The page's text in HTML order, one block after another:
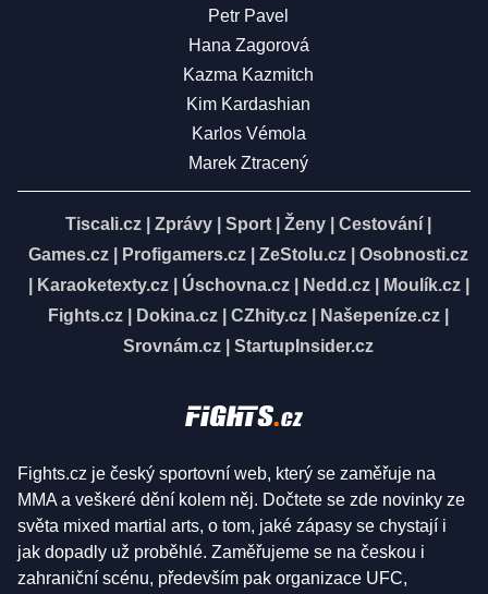
Petr Pavel
Hana Zagorová
Kazma Kazmitch
Kim Kardashian
Karlos Vémola
Marek Ztracený
Tiscali.cz Zprávy Sport Ženy Cestování
Games.cz
Profigamers.cz ZeStolu.cz
Osobnosti.cz
Karaoketexty.cz| Úschovna.cz| Nedd.cz| Moulík.cz|
Fights.cz
Dokina.cz CZhity.cz Našepeníze.cz
Srovnám.cz
StartupInsider.cz
Fights.cz je český sportovní web, který se zaměřuje na
MMA a veškeré dění kolem něj. Dočtete se zde novinky ze
světa mixed martial arts, o tom, jaké zápasy se chystají i
jak dopadly už proběhlé. Zaměřujeme se na českou i
zahraniční scénu, především pak organizace UFC,